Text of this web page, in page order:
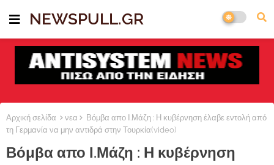
NEWSPULL.GR
Αρχική σελίδα νεα
Βόμβα απο Ι.Μάζη : Η κυβέρνηση έλαβε εντολή από
τη Γερμανία να μην αντιδρά στην Τουρκία(video)
Βόμβα απο Ι.Μάζη : Η κυβέρνηση